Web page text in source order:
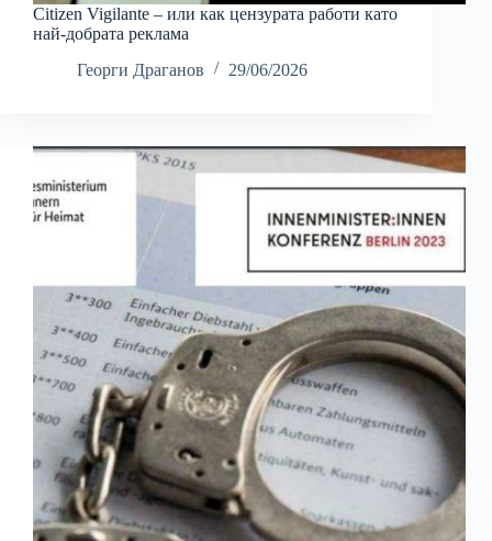
Citizen Vigilante – или как цензурата работи като
най-добрата реклама
Георги Драганов
29/06/2026